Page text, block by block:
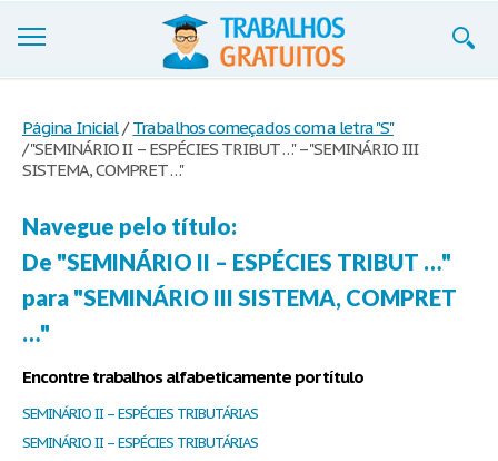
Cadastre-se
Contate-nos
Página Inicial / Trabalhos começados com a letra "S"
/"SEMINÁRIO II – ESPÉCIES TRIBUT …" – "SEMINÁRIO III
SISTEMA, COMPRET …"
Navegue pelo título:
De "SEMINÁRIO II – ESPÉCIES TRIBUT …"
para "SEMINÁRIO III SISTEMA, COMPRET
…"
Encontre trabalhos alfabeticamente por título
SEMINÁRIO II – ESPÉCIES TRIBUTÁRIAS
SEMINÁRIO II – ESPÉCIES TRIBUTÁRIAS